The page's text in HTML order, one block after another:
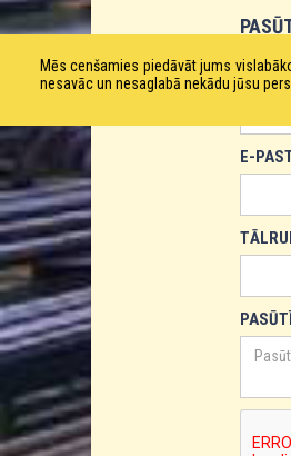
VĀRDS
E-
Mēs cenšamies piedāvāt jums
nesavāc un nesaglabā nekādu jūsu